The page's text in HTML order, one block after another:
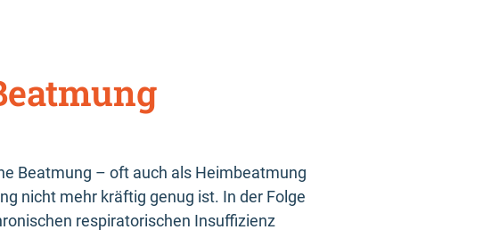
Beatmung – oft auch als Heimbeatmung
nicht mehr kräftig genug ist. In der Folge
respiratorischen Insuffizienz